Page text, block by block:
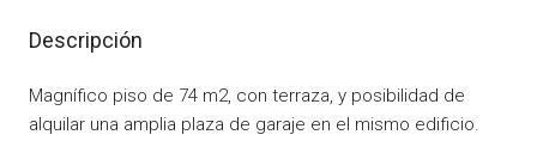
Descripción
Magnífico piso de 74 m2, con terraza, y posibilidad de
alquilar una amplia plaza de garaje en el mismo edificio.